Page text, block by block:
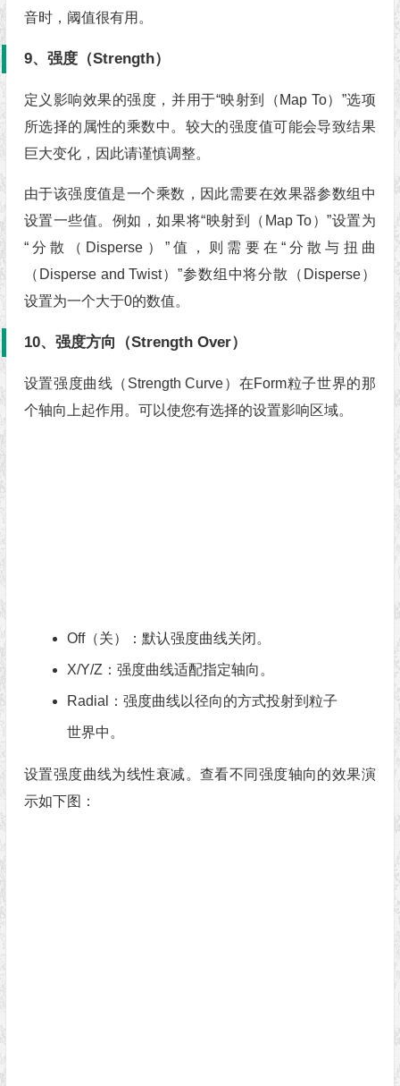
音时，阈值很有用。
9、强度（Strength）
定义影响效果的强度，并用于“映射到（Map To）”选项
所选择的属性的乘数中。较大的强度值可能会导致结果
巨大变化，因此请谨慎调整。
由于该强度值是一个乘数，因此需要在效果器参数组中
设置一些值。例如，如果将“映射到（Map To）”设置为
“分散（Disperse）”值，则需要在“分散与扭曲
（Disperse and Twist）”参数组中将分散（Disperse）
设置为一个大于0的数值。
10、强度方向（Strength Over）
设置强度曲线（Strength Curve）在Form粒子世界的那
个轴向上起作用。可以使您有选择的设置影响区域。
Off（关）：默认强度曲线关闭。
X/Y/Z：强度曲线适配指定轴向。
Radial：强度曲线以径向的方式投射到粒子
世界中。
设置强度曲线为线性衰减。查看不同强度轴向的效果演
示如下图：